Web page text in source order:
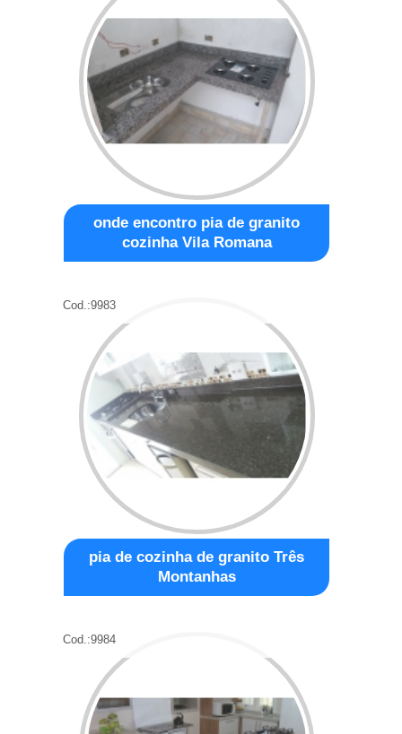
onde encontro pia de granito
cozinha Vila Romana
Cod.:9983
pia de cozinha de granito Três
Montanhas
Cod.:9984